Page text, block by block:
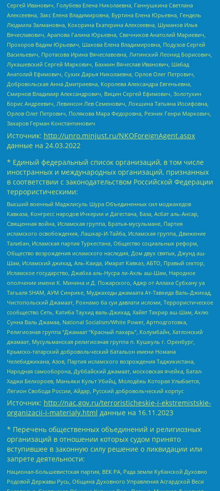
Сергей Иванович, Голубева Елена Николаевна, Ганнушкина Светлана
Алексеевна, Закс Елена Владимировна, Буртина Елена Юрьевна, Гендель
Людмила Залмановна, Кокорина Екатерина Алексеевна, Шуманов Илья
Вячеславович, Арапова Галина Юрьевна, Свечников Анатолий Мариевич,
Прохоров Вадим Юрьевич, Шахова Елена Владимировна, Подузов Сергей
Васильевич, Протасова Ирина Вячеславовна, Литинский Леонид Борисович,
Лукашевский Сергей Маркович, Бахмин Вячеслав Иванович, Шабад
Анатолий Ефимович, Сухих Дарья Николаевна, Орлов Олег Петрович,
Добровольская Анна Дмитриевна, Королева Александра Евгеньевна,
Смирнов Владимир Александрович, Вицин Сергей Ефимович, Золотухин
Борис Андреевич, Левинсон Лев Семенович, Локшина Татьяна Иосифовна,
Орлов Олег Петрович, Полякова Мара Федоровна, Резник Генри Маркович,
Захаров Герман Константинович
Источник: http://unro.minjust.ru/NKOForeignAgent.aspx
данные на 24.03.2022
* Единый федеральный список организаций, в том числе
иностранных и международных организаций, признанных
в соответствии с законодательством Российской Федерации
террористическими:
Высший военный Маджлисуль Шура Объединенных сил моджахедов
Кавказа, Конгресс народов Ичкерии и Дагестана, База, Асбат аль-Ансар,
Священная война, Исламская группа, Братья-мусульмане, Партия
исламского освобождения, Лашкар-И-Тайба, Исламская группа, Движение
Талибан, Исламская партия Туркестана, Общество социальных реформ,
Общество возрождения исламского наследия, Дом двух святых, Джунд аш-
Шам, Исламский джихад, Аль-Каида, Имарат Кавказ, АБТО, Правый сектор,
Исламское государство, Джабха аль-Нусра ли-Ахль аш-Шам, Народное
ополчение имени К. Минина и Д. Пожарского, Аджр от Аллаха Субхану уа
Тагьаля SHAM, АУМ Синрике, Муджахеды джамаата Ат-Тавхида Валь-Джихад,
Чистопольский Джамаат, Рохнамо ба суи давлати исломи, Террористическое
сообщество Сеть, Катиба Таухид валь-Джихад, Хайят Тахрир аш-Шам, Ахлю
Сунна Валь Джамаа, National Socialism/White Power, Артподготовка,
Религиозная группа “Джамаат “Красный пахарь”, Колумбайн, Хатлонский
джамаат, Мусульманская религиозная группа п. Кушкуль г. Оренбург,
Крымско-татарский добровольческий батальон имени Номана
Челебиджихана, Азов, Партия исламского возрождения Таджикистана,
Народная самооборона, Дуббайский джамаат, московская ячейка, Батал-
Хаджи Белхороев, Маньяки Культ Убийц, Молодёжь Которая Улыбается,
Легион Свобода России, Айдар, Русский добровольческий корпус
Источник: http://nac.gov.ru/terroristicheskie-i-ekstremistskie-
organizacii-i-materialy.html данные на 16.11.2023
* Перечень общественных объединений и религиозных
организаций в отношении которых судом принято
вступившее в законную силу решение о ликвидации или
запрете деятельности:
Национал-большевистская партия, ВЕК РА, Рада земли Кубанской Духовно
Родовой Державы Русь, Община Духовного Управления Асгардской Веси